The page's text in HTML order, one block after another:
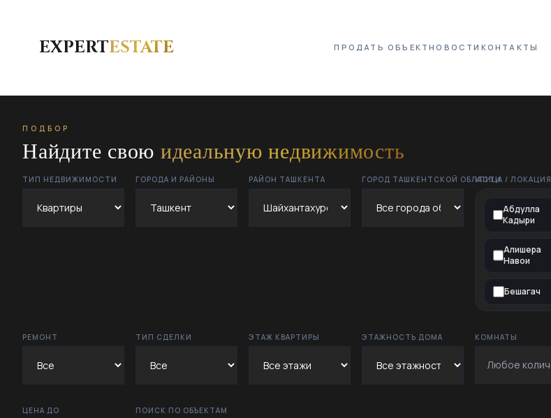
EXPERTESTATE ПРОДАТЬ ОБЪЕКТНОВОСТИ КОНТАКТЫ
ПОДБОР
Найдите свою идеальную недвижимость
ТИП НЕДВИЖИМОСТИ ГОРОДА И РАЙОНЫ РАЙОН ТАШКЕНТА ГОРОД ТАШКЕНТСКОЙ ОБЛАСТИУЛИЦА / ЛОКАЦИЯ
Абдулла
Кадыри
Алишера
Навои
Бешагач
Бустон
РЕМОНТ ТИП СДЕЛКИ ЭТАЖ КВАРТИРЫ ЭТАЖНОСТЬ ДОМА КОМНАТЫ
ЦЕНА ДО ПОИСК ПО ОБЪЕКТАМ